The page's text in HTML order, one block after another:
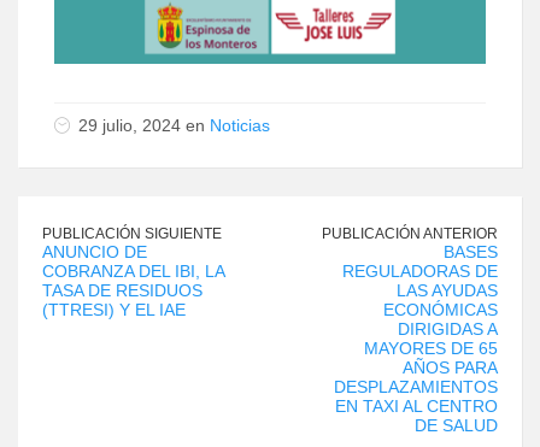
29 julio, 2024 en Noticias
PUBLICACIÓN SIGUIENTE
ANUNCIO DE
COBRANZA DEL IBI, LA
TASA DE RESIDUOS
(TTRESI) Y EL IAE
PUBLICACIÓN ANTERIOR
BASES
REGULADORAS DE
LAS AYUDAS
ECONÓMICAS
DIRIGIDAS A
MAYORES DE 65
AÑOS PARA
DESPLAZAMIENTOS
EN TAXI AL CENTRO
DE SALUD